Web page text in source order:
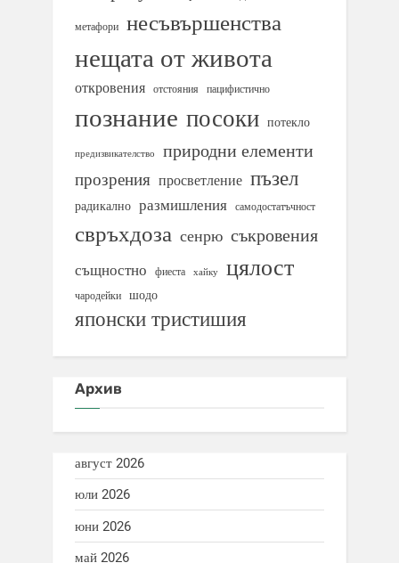
метафори несъвършенства
нещата от живота
откровения отстояния пацифистично
познание посоки потекло
предизвикателство природни елементи
прозрения просветление пъзел
радикално размишления самодостатъчност
свръхдоза сенрю съкровения
същностно фиеста хайку цялост
чародейки шодо
японски тристишия
Архив
август 2026
юли 2026
юни 2026
май 2026